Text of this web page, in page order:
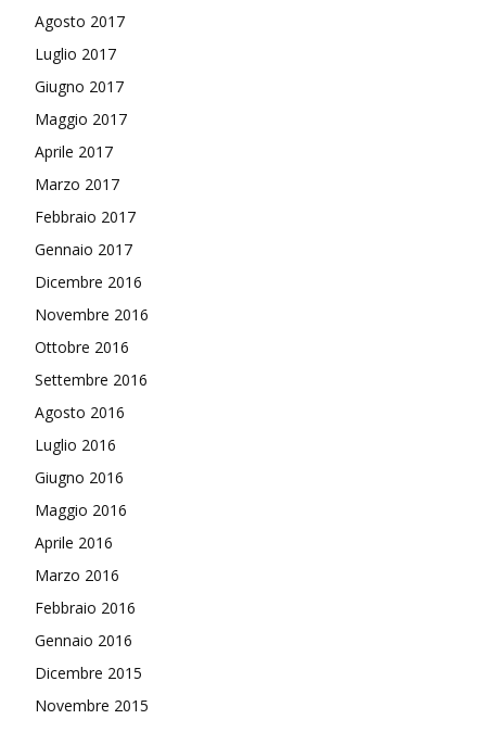
Agosto 2017
Luglio 2017
Giugno 2017
Maggio 2017
Aprile 2017
Marzo 2017
Febbraio 2017
Gennaio 2017
Dicembre 2016
Novembre 2016
Ottobre 2016
Settembre 2016
Agosto 2016
Luglio 2016
Giugno 2016
Maggio 2016
Aprile 2016
Marzo 2016
Febbraio 2016
Gennaio 2016
Dicembre 2015
Novembre 2015